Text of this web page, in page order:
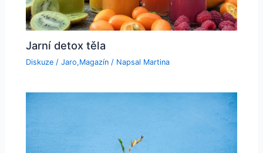
Jarní detox těla
Diskuze / Jaro,Magazín/ Napsal Martina